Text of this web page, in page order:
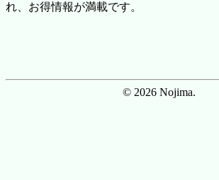
れ、お得情報が満載です。
© 2026 Nojima.